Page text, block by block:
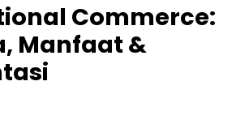
Commerce:
Manfaat &